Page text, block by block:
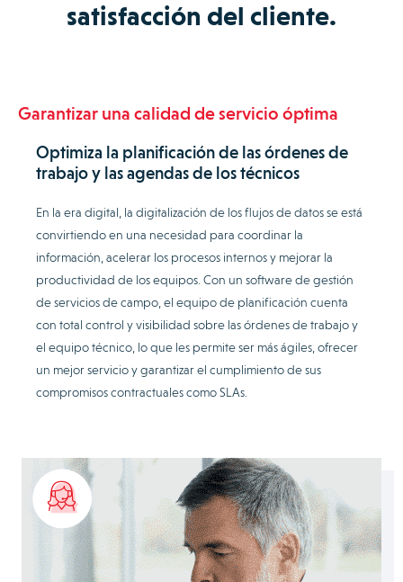
satisfacción del cliente.
Garantizar una calidad de servicio óptima
Optimiza la planificación de las órdenes de
trabajo y las agendas de los técnicos
En la era digital, la digitalización de los flujos de datos se está
convirtiendo en una necesidad para coordinar la
información, acelerar los procesos internos y mejorar la
productividad de los equipos. Con un software de gestión
de servicios de campo, el equipo de planificación cuenta
con total control y visibilidad sobre las órdenes de trabajo y
el equipo técnico, lo que les permite ser más ágiles, ofrecer
un mejor servicio y garantizar el cumplimiento de sus
compromisos contractuales como SLAs.